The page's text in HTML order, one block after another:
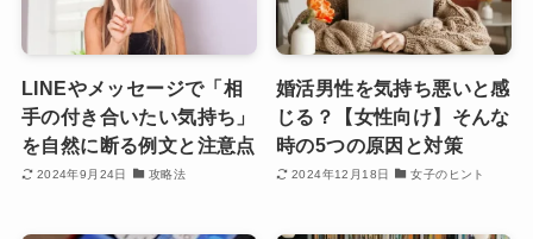
LINEやメッセージで「相
手の付き合いたい気持ち」
を自然に断る例文と注意点
2024年9月24日 攻略法
婚活男性を気持ち悪いと感
じる？【女性向け】そんな
時の5つの原因と対策
2024年12月18日 女子のヒント